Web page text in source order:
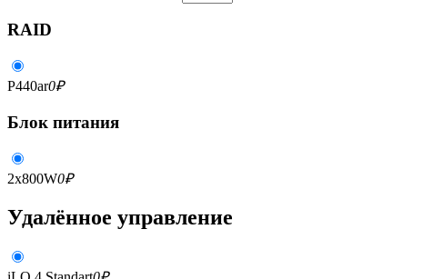
RAID
P440ar0₽
Блок питания
2x800W0₽
Удалённое управление